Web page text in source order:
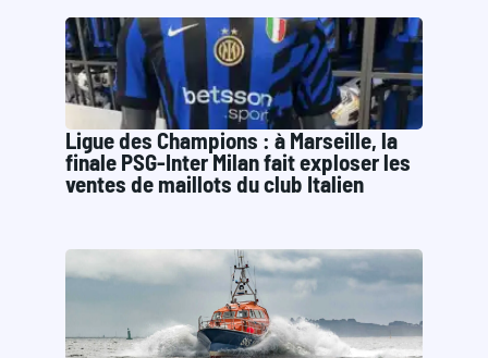
Ligue des Champions : à Marseille, la
finale PSG-Inter Milan fait exploser les
ventes de maillots du club Italien